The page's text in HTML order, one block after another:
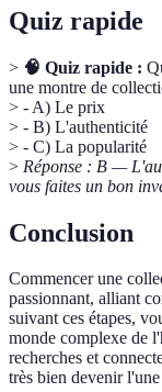
Quiz rapide
> 🧠 Quiz rapide :
une montre de
> - A) Le prix
> - B) L'authenticité
> - C) La popularité
> Réponse : B —
vous faites un bon
Conclusion
Commencer une
passionnant, alliant
suivant ces étapes,
monde complexe de
recherches et
très bien devenir